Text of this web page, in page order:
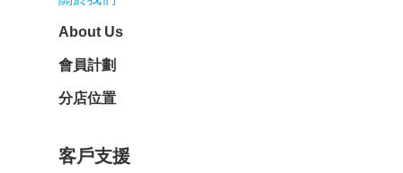
About Us
會員計劃
分店位置
客戶支援